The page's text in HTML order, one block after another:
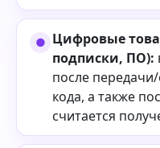
Цифровые
подписки, ПО):
после
кода, а также
считается